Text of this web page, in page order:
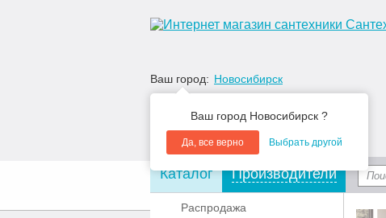
Ваш город: Новосибирск
Ваш город Новосибирск ?
Да, все верно Выбрать другой
О компании Акции
Каталог Производители
Распродажа